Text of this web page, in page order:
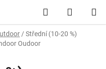
Hledat
KOŠÍK
/ Střední (10-20 %)
Oudoor